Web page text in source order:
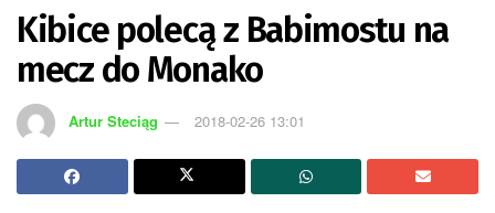
Kibice polecą z Babimostu na
mecz do Monako
Artur Steciąg 2018-02-26 13:01